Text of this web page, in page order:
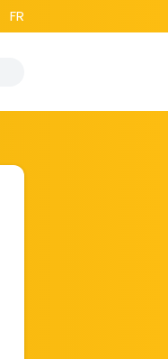
FR